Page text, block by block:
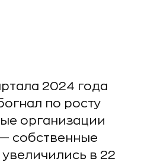
2024 года
по росту
организации
собственные
в 22